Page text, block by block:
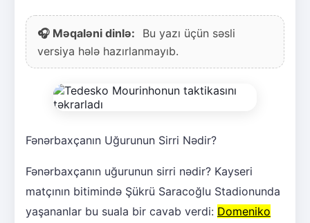
🎧 Məqaləni dinlə:
Bu yazı üçün səsli
versiya hələ hazırlanmayıb.
Fənərbaxçanın Uğurunun Sirri Nədir?
Fənərbaxçanın uğurunun sirri nədir? Kayseri
matçının bitimində Şükrü Saracoğlu Stadionunda
yaşananlar bu suala bir cavab verdi: Domeniko